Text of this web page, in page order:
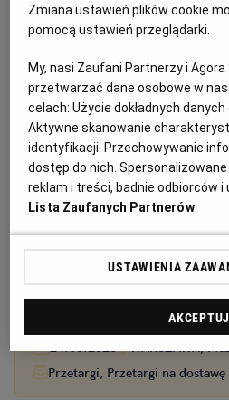
Ogłoszenia z kategorii
Osiedla Bemowo IV ogłasza
16 dni do końca
24.08.2026
WARSZAWA,
Przetargi, Przetargi na dostawę
Zmiana ustawień plików cookie
pomocą ustawień przeglądarki.
My, nasi Zaufani Partnerzy i Agora
przetwarzać dane osobowe w
celach:Użycie dokładnych
Aktywne skanowanie
identyfikacji. Przechowywanie
dostęp do nich.
reklam i treści, badnie
Lista Zaufanych Partnerów
USTAWIENIA